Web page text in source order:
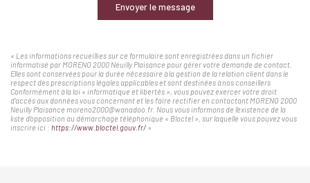
Envoyer le message
« Les informations recueillies sur ce formulaire sont enregistrées dans un fichier
informatisé par MORENO 2000 Neuilly Plaisance pour gérer votre demande de contact.
Elles sont conservées pour la durée nécessaire à la gestion de la relation client dans le
respect des prescriptions légales applicables et sont destinées à nos conseillers
Conformément à la loi « informatique et libertés », vous pouvez exercer votre droit
d'accès aux données vous concernant et les faire rectifier en contactant MORENO 2000
Neuilly Plaisance moreno2000@wanadoo.fr. Nous vous informons de l'existence de la
liste d'opposition au démarchage téléphonique « Bloctel », sur laquelle vous pouvez vous
inscrire ici : https://www.bloctel.gouv.fr/ »